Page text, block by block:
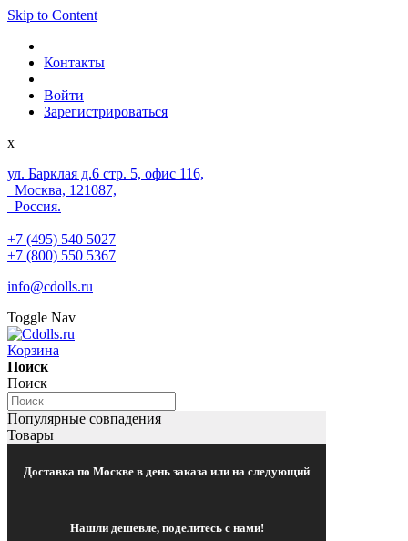
Skip to Content
Контакты
Войти
Зарегистрироваться
x
ул. Барклая д.6 стр. 5, офис 116,
Москва, 121087,
Россия.
+7 (495) 540 5027
+7 (800) 550 5367
info@cdolls.ru
Toggle Nav
Корзина
Поиск
Поиск
Популярные совпадения
Товары
Доставка по Москве в день заказа или на следующий
Нашли дешевле, поделитесь с нами!